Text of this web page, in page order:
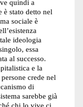
quindi a
è stato detto nel
sociale è
ideologia
essa
al successo.
e la
crede nel
di
sarebbe già
chi lo vive ci